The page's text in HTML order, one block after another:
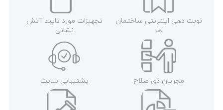
نوبت دهی اینترنتی ساختمان
ها
تجهیزات مورد تایید آتش
نشانی
مجریان ذی صلاح پشتیبانی سایت